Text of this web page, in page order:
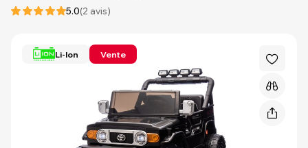
5.0(2 avis)
Li-Ion Vente